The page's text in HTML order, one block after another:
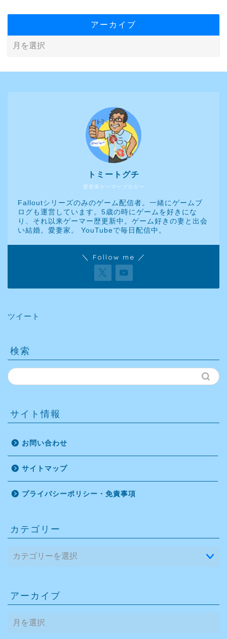
アーカイブ
愛妻家ゲーマーブロガー
トミートグチ
Falloutシリーズのみのゲーム配信者。一緒にゲームブ
ログも運営しています。5歳の時にゲームを好きにな
り、それ以来ゲーマー歴更新中。ゲーム好きの妻と出会
い結婚。愛妻家。 YouTubeで毎日配信中。
＼ Follow me ／
ツイート
検索
サイト情報
お問い合わせ
サイトマップ
プライバシーポリシー・免責事項
カテゴリー
アーカイブ
ア
ー